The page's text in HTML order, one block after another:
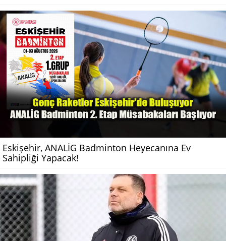
Eskişehir, ANALİG Badminton Heyecanına Ev
Sahipliği Yapacak!